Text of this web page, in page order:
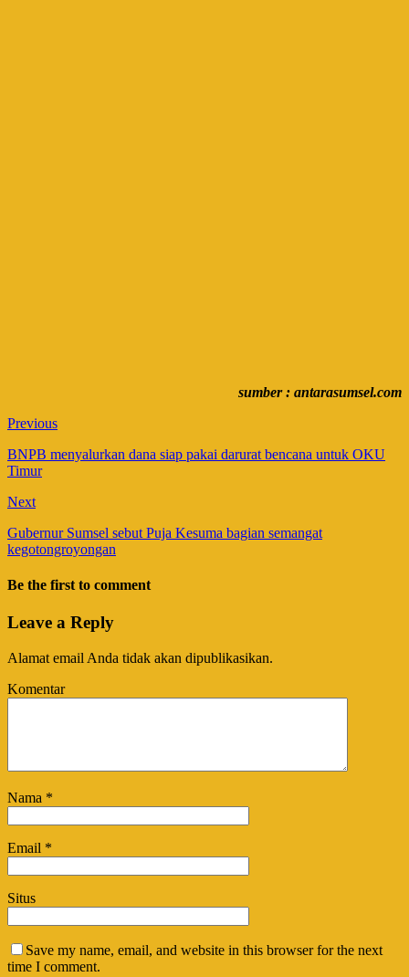
sumber : antarasumsel.com
Previous
BNPB menyalurkan dana siap pakai darurat bencana untuk OKU
Timur
Next
Gubernur Sumsel sebut Puja Kesuma bagian semangat
kegotongroyongan
Be the first to comment
Leave a Reply
Alamat email Anda tidak akan dipublikasikan.
Komentar
Nama *
Email *
Situs
Save my name, email, and website in this browser for the next
time I comment.